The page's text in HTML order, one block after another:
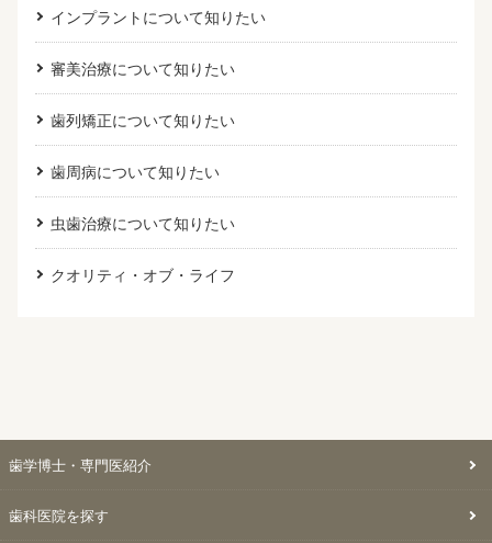
インプラントについて知りたい
審美治療について知りたい
歯列矯正について知りたい
歯周病について知りたい
虫歯治療について知りたい
クオリティ・オブ・ライフ
歯学博士・専門医紹介
歯科医院を探す